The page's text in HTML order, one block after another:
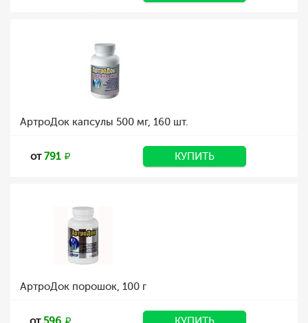
АртроДок капсулы 500 мг, 160 шт.
от791 КУПИТЬ
АртроДок порошок, 100 г